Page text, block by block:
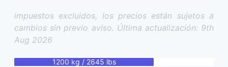
impuestos excluidos, los precios están sujetos a
cambios sin previo aviso. Última actualización: 9th
Aug 2026
1200 kg / 2645 lbs